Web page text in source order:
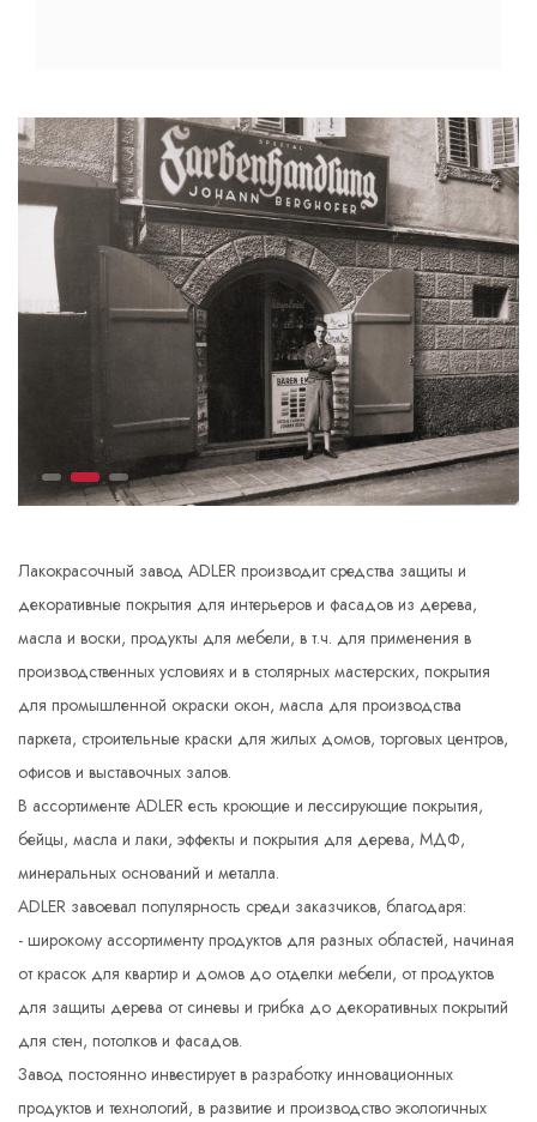
Лакокрасочный завод ADLER производит средства защиты и
декоративные покрытия для интерьеров и фасадов из дерева,
масла и воски, продукты для мебели, в т.ч. для применения в
производственных условиях и в столярных мастерских, покрытия
для промышленной окраски окон, масла для производства
паркета, строительные краски для жилых домов, торговых центров,
офисов и выставочных залов.
В ассортименте ADLER есть кроющие и лессирующие покрытия,
бейцы, масла и лаки, эффекты и покрытия для дерева, МДФ,
минеральных оснований и металла.
ADLER завоевал популярность среди заказчиков, благодаря:
- широкому ассортименту продуктов для разных областей, начиная
от красок для квартир и домов до отделки мебели, от продуктов
для защиты дерева от синевы и грибка до декоративных покрытий
для стен, потолков и фасадов.
Завод постоянно инвестирует в разработку инновационных
продуктов и технологий, в развитие и производство экологичных